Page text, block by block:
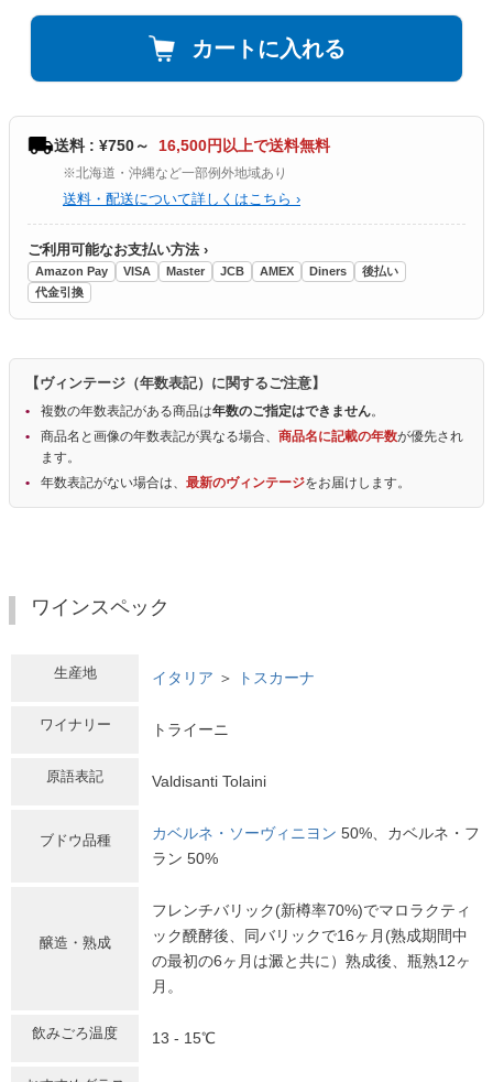
カートに入れる
送料 : ¥750～ 16,500円以上で送料無料
※北海道・沖縄など一部例外地域あり
送料・配送について詳しくはこちら ›
ご利用可能なお支払い方法 ›
Amazon Pay VISA Master JCB AMEX Diners
後払い
代金引換
【ヴィンテージ（年数表記）に関するご注意】
複数の年数表記がある商品は年数のご指定はできません。
商品名と画像の年数表記が異なる場合、 商品名に記載の年数が優先され
ます。
年数表記がない場合は、 最新のヴィンテージをお届けします。
ワインスペック
生産地 イタリア ＞ トスカーナ
ワイナリー トライーニ
原語表記 Valdisanti Tolaini
ブドウ品種 カベルネ・ソーヴィニヨン 50%、カベルネ・フ
ラン 50%
醸造・熟成
フレンチバリック(新樽率70%)でマロラクティ
ック醗酵後、同バリックで16ヶ月(熟成期間中
の最初の6ヶ月は澱と共に）熟成後、瓶熟12ヶ
月。
飲みごろ温度 13 - 15℃